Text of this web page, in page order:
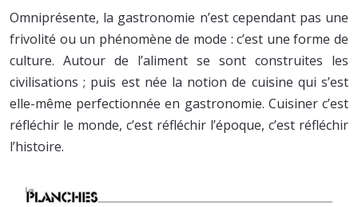
Omniprésente, la gastronomie n’est cependant pas une
frivolité ou un phénomène de mode : c’est une forme de
culture. Autour de l’aliment se sont construites les
civilisations ; puis est née la notion de cuisine qui s’est
elle-même perfec­tionnée en gastronomie. Cuisiner c’est
réfléchir le monde, c’est réfléchir l’époque, c’est réfléchir
l’histoire.